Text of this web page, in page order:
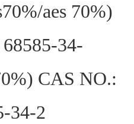
aes 70%)
34-
CAS NO.:
34-2